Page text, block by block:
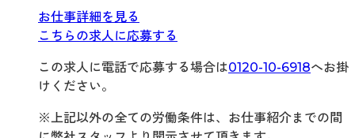
お仕事詳細を見る
こちらの求人に応募する
この求人に電話で応募する場合は0120-10-6918へお掛
けください。
※上記以外の全ての労働条件は、お仕事紹介までの間